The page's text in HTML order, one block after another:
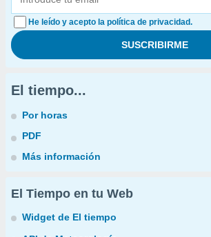
He leído y acepto la política de privacidad.
El tiempo...
Por horas
PDF
Más información
El Tiempo en tu Web
Widget de El tiempo